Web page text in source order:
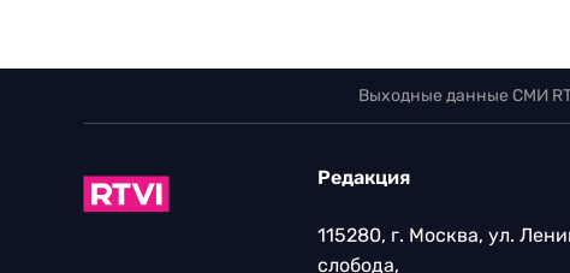
Выходные данные СМИ
Редакция
115280, г. Москва, ул.
слобода,